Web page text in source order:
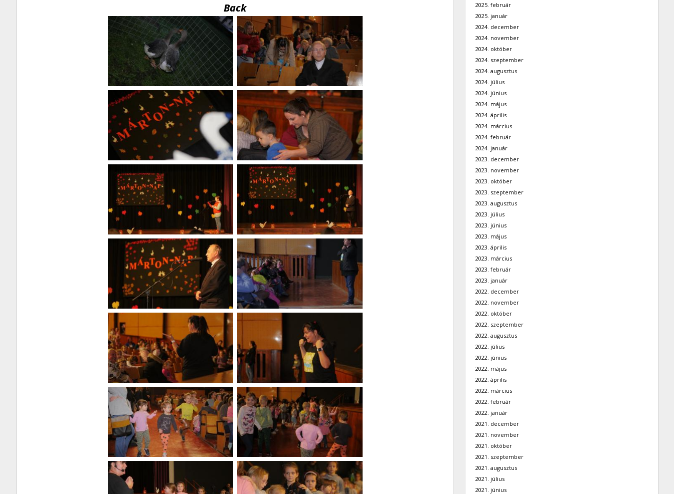
Back
2025. február
2025. január
2024. december
2024. november
2024. október
2024. szeptember
2024. augusztus
2024. július
2024. június
2024. május
2024. április
2024. március
2024. február
2024. január
2023. december
2023. november
2023. október
2023. szeptember
2023. augusztus
2023. július
2023. június
2023. május
2023. április
2023. március
2023. február
2023. január
2022. december
2022. november
2022. október
2022. szeptember
2022. augusztus
2022. július
2022. június
2022. május
2022. április
2022. március
2022. február
2022. január
2021. december
2021. november
2021. október
2021. szeptember
2021. augusztus
2021. július
2021. június